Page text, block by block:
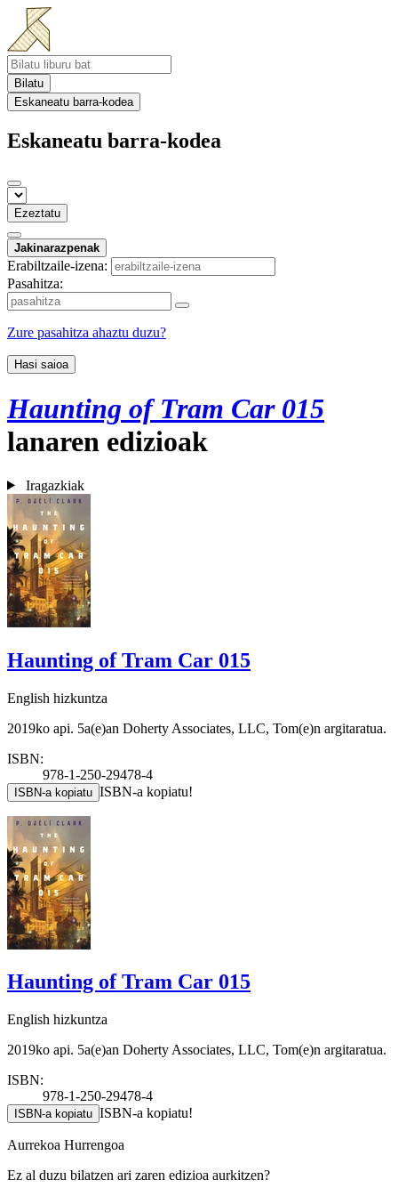
Bilatu
Eskaneatu barra-kodea
Eskaneatu barra-kodea
Ezeztatu
Jakinarazpenak
Erabiltzaile-izena:
Pasahitza:
Zure pasahitza ahaztu duzu?
Hasi saioa
Haunting of Tram Car 015
lanaren edizioak
Iragazkiak
Haunting of Tram Car 015
English hizkuntza
2019ko api. 5a(e)an Doherty Associates, LLC, Tom(e)n argitaratua.
ISBN:
978-1-250-29478-4
ISBN-a kopiatu ISBN-a kopiatu!
Haunting of Tram Car 015
English hizkuntza
2019ko api. 5a(e)an Doherty Associates, LLC, Tom(e)n argitaratua.
ISBN:
978-1-250-29478-4
ISBN-a kopiatu ISBN-a kopiatu!
Aurrekoa Hurrengoa
Ez al duzu bilatzen ari zaren edizioa aurkitzen?